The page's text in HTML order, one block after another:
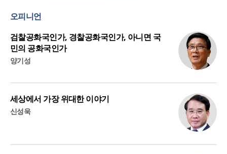
오피니언
검찰공화국인가, 경찰공화국인가, 아니면 국
민의 공화국인가
양기성
세상에서 가장 위대한 이야기
신성욱